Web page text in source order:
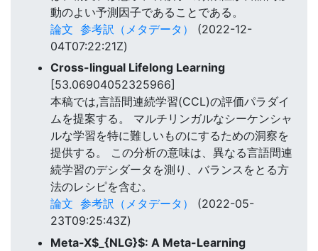
動のよい予測因子であることである。
論文 参考訳（メタデータ）
(2022-12-
04T07:22:21Z)
Cross-lingual Lifelong Learning
[53.06904052325966]
本稿では,言語間連続学習(CCL)の評価パラダイ
ムを提案する。 マルチリンガルなシーケンシャ
ルな学習を特に難しいものにするための洞察を
提供する。 この分析の意味は、異なる言語間連
続学習のデシダータを測り、バランスをとる方
法のレシピを含む。
論文 参考訳（メタデータ）
(2022-05-
23T09:25:43Z)
Meta-X$_{NLG}$: A Meta-Learning